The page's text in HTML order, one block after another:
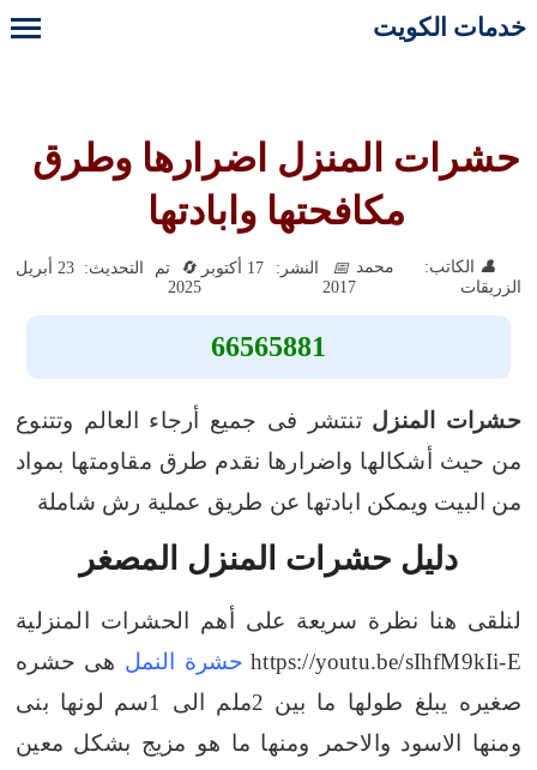
خدمات الكويت
حشرات المنزل اضرارها وطرق
مكافحتها وابادتها
الكاتب: محمد
الزريقات
النشر: 17 أكتوبر
2017
تم التحديث: 23 أبريل
2025
66565881
حشرات المنزل تنتشر فى جميع أرجاء العالم وتتنوع
من حيث أشكالها واضرارها نقدم طرق مقاومتها بمواد
من البيت ويمكن ابادتها عن طريق عملية رش شاملة
دليل حشرات المنزل المصغر
لنلقى هنا نظرة سريعة على أهم الحشرات المنزلية
https://youtu.be/sIhfM9kIi-E حشرة النمل هى حشره
صغيره يبلغ طولها ما بين 2ملم الى 1سم
لونها بنى
ومنها الاسود والاحمر ومنها ما هو مزيج بشكل معين